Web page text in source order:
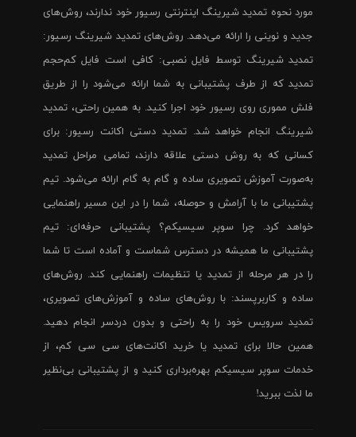
مورد نحوه تمدید شیرینگ اینترنتی رسیور خود ندارند، روش‌های
جدید و نوینی را ارائه می‌دهد. روش‌های تمدید شیرینگ رسیور:
تمدید شیرینگ توسط فایل نصبی: کافی است فایل کم‌حجم
تمدید که از طرف پشتیبانی به شما ارائه می‌شود را از طریق
فلش مموری روی رسیور خود اجرا کنید. به همین راحتی، تمدید
شیرینگ انجام خواهد شد. تمدید دستی اکانت رسیور: برای
کسانی که به روش دستی علاقه دارند، تمامی مراحل تمدید
به‌صورت آموزش تصویری ساده و گام به گام ارائه می‌شود. تیم
پشتیبانی ما با آرامش و حوصله، شما را در این مسیر راهنمایی
خواهد کرد. چرا سوپر سیسیکم؟ پشتیبانی حرفه‌ای: تیم
پشتیبانی ما همیشه در دسترس شماست و آماده است تا شما
را در هر مرحله از تمدید یا تنظیمات راهنمایی کند. روش‌های
ساده و کاربرپسند: با روش‌های ساده و آموزش‌های تصویری،
تمدید سرویس خود را به راحتی و بدون دردسر انجام دهید.
همین حالا برای تمدید یا خرید اکانت‌های سی سی کم، از
خدمات سوپر سیسیکم بهره‌برداری کنید و از پشتیبانی بی‌نظیر
ما لذت ببرید!